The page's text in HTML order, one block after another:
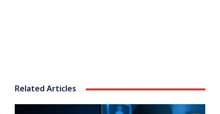
Related Articles